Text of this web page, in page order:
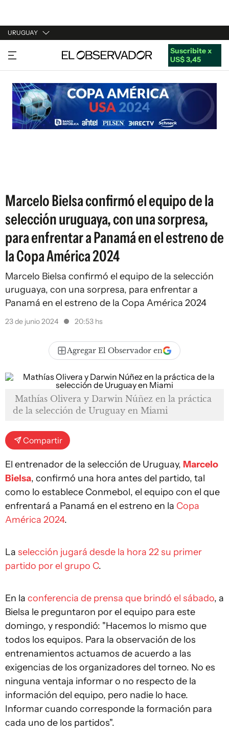
URUGUAY
URUGUAY
ARGENTINA
ESPAÑA
ESTADOS UNIDOS
Suscribite x
US$ 3,45
Marcelo Bielsa confirmó el equipo de la
selección uruguaya, con una sorpresa,
para enfrentar a Panamá en el estreno de
la Copa América 2024
Marcelo Bielsa confirmó el equipo de la selección
uruguaya, con una sorpresa, para enfrentar a
Panamá en el estreno de la Copa América 2024
23 de junio 2024 20:53 hs
Agregar El Observador en
Mathías Olivera y Darwin Núñez en la práctica
de la selección de Uruguay en Miami
Compartir
El entrenador de la selección de Uruguay, Marcelo
Bielsa, confirmó una hora antes del partido, tal
como lo establece Conmebol, el equipo con el que
enfrentará a Panamá en el estreno en la Copa
América 2024.
La selección jugará desde la hora 22 su primer
partido por el grupo C.
En la conferencia de prensa que brindó el sábado, a
Bielsa le preguntaron por el equipo para este
domingo, y respondió: "Hacemos lo mismo que
todos los equipos. Para la observación de los
entrenamientos actuamos de acuerdo a las
exigencias de los organizadores del torneo. No es
ninguna ventaja informar o no respecto de la
información del equipo, pero nadie lo hace.
Informar cuando corresponde la formación para
cada uno de los partidos".